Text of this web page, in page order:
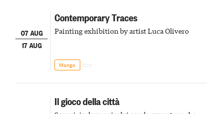
07 AUG
17 AUG
Contemporary Traces
Painting exhibition by artist Luca Olivero
Mango
Il gioco della città